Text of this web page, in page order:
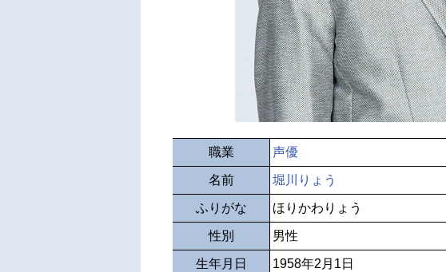
職業 声優
名前 堀川りょう
ふりがな ほりかわりょう
性別 男性
生年月日 1958年2月1日
TV